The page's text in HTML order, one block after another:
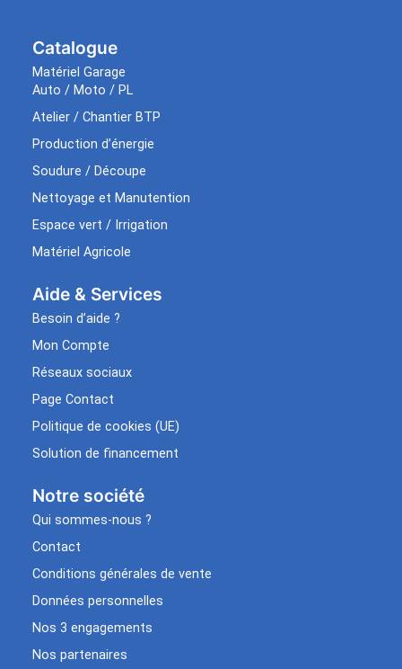
Catalogue
Matériel Garage
Auto / Moto / PL
Atelier / Chantier BTP
Production d’énergie
Soudure / Découpe
Nettoyage et Manutention
Espace vert / Irrigation
Matériel Agricole
Aide & Services​
Besoin d’aide ?
Mon Compte
Réseaux sociaux
Page Contact
Politique de cookies (UE)
Solution de financement
Notre société
Qui sommes-nous ?
Contact
Conditions générales de vente
Données personnelles
Nos 3 engagements
Nos partenaires